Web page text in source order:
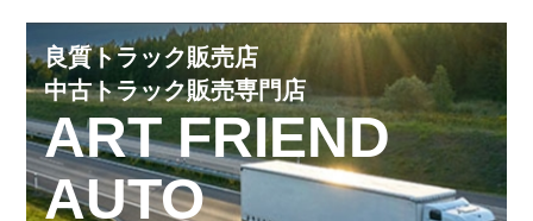
良質トラック販売店
中古トラック販売専門店
ART FRIEND
AUTO